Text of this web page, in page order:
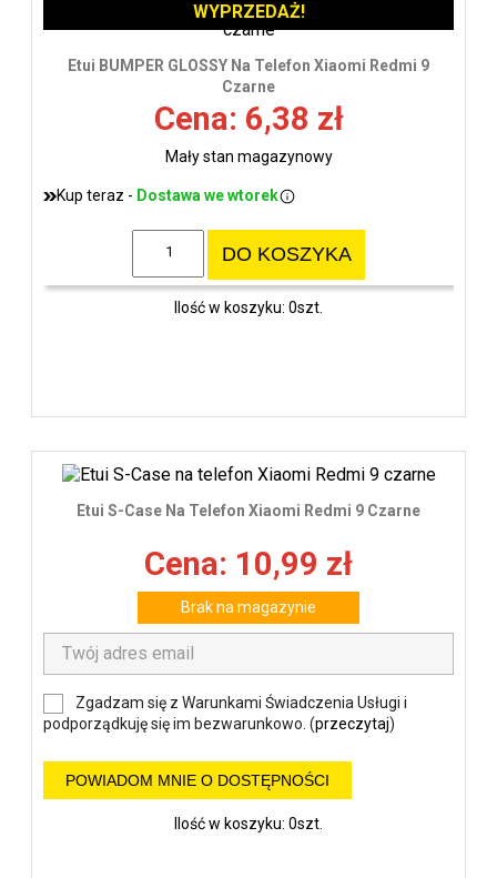
Etui BUMPER GLOSSY Na Telefon Xiaomi Redmi 9
Czarne
Cena: 6,38 zł
Mały stan magazynowy
Kup teraz - Dostawa we wtorek
DO KOSZYKA
Ilość w koszyku: 0szt.
WYPRZEDAŻ!
Etui S-Case Na Telefon Xiaomi Redmi 9 Czarne
Cena: 10,99 zł
Brak na magazynie
Zgadzam się z Warunkami Świadczenia Usługi i
podporządkuję się im bezwarunkowo. (przeczytaj)
POWIADOM MNIE O DOSTĘPNOŚCI
Ilość w koszyku: 0szt.